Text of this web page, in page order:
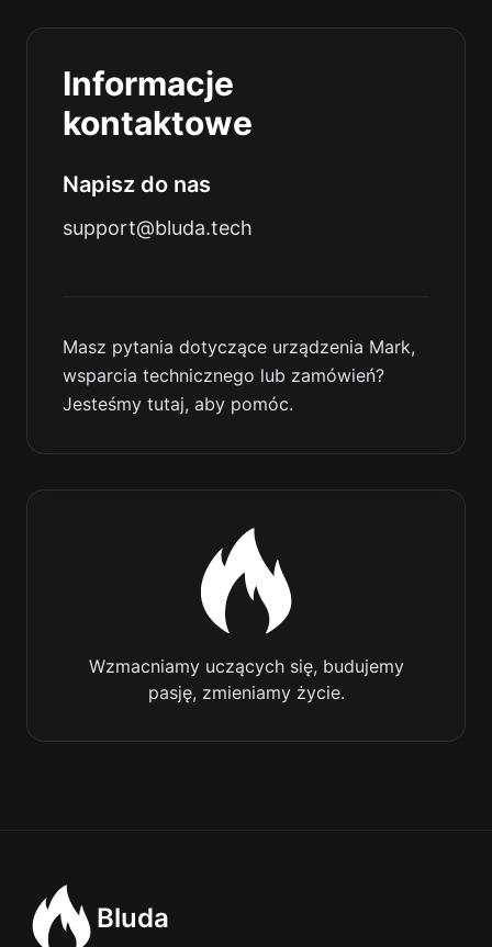
Informacje
kontaktowe
Napisz do nas
support@bluda.tech
Masz pytania dotyczące urządzenia Mark,
wsparcia technicznego lub zamówień?
Jesteśmy tutaj, aby pomóc.
Wzmacniamy uczących się, budujemy
pasję, zmieniamy życie.
Bluda